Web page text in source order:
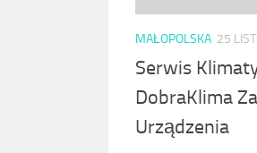
MAŁOPOLSKA 25
Serwis
DobraKlima
Urządzenia